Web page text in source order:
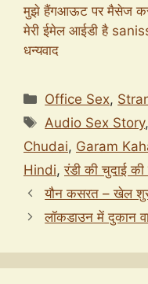
मुझे हैंगआऊट पर मैसेज
मेरी ईमेल आईडी है
धन्यवाद
Categories
Office Sex,
Tags
Audio Sex Story,
Chudai, Garam
Hindi,रंडी की चुदाई की
यौन कसरत – खेल
लॉकडाउन में दुकान